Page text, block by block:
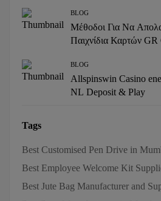
BLOG
Μέθοδοι Για Να
Παιχνίδια Καρτών GR Claim Your Reward
BLOG
Allspinswin Casino
NL Deposit & Play
Tags
Best Customised Pen Drive in
Best Employee Welcome Kit
Best Jute Bag Manufacturer and